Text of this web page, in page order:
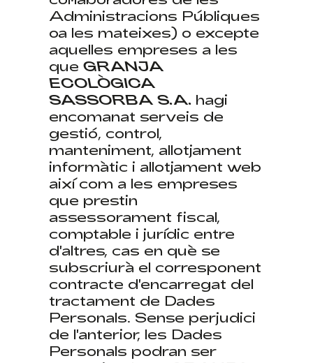
Administracions Públiques
oa les mateixes) o excepte
aquelles empreses a les
queGRANJA
ECOLÒGICA
SASSORBA S.A. hagi
encomanat serveis de
gestió, control,
manteniment, allotjament
informàtic i allotjament web
així com a les empreses
que prestin
assessorament fiscal,
comptable i jurídic entre
d'altres, cas en què se
subscriurà el corresponent
contracte d'encarregat del
tractament de Dades
Personals. Sense perjudici
de l'anterior, les Dades
Personals podran ser